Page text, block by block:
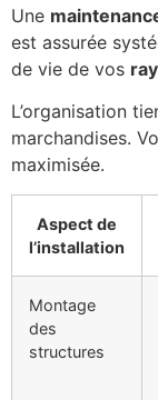
Une
est assurée
de vie de vos
L’organisation
marchandises.
maximisée.
Aspect de
l’installation
Montage
des
structures